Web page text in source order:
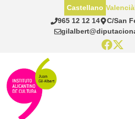
965 12 12 14
C/San
Castellano Valencià